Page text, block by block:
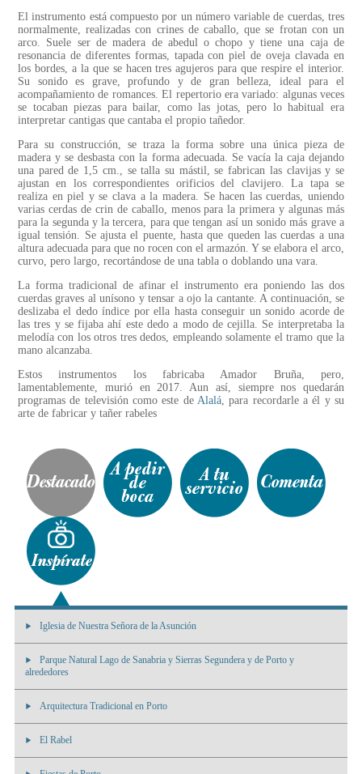
El instrumento está compuesto por un número variable de cuerdas, tres
normalmente, realizadas con crines de caballo, que se frotan con un
arco. Suele ser de madera de abedul o chopo y tiene una caja de
resonancia de diferentes formas, tapada con piel de oveja clavada en
los bordes, a la que se hacen tres agujeros para que respire el interior.
Su sonido es grave, profundo y de gran belleza, ideal para el
acompañamiento de romances. El repertorio era variado: algunas veces
se tocaban piezas para bailar, como las jotas, pero lo habitual era
interpretar cantigas que cantaba el propio tañedor.
Para su construcción, se traza la forma sobre una única pieza de
madera y se desbasta con la forma adecuada. Se vacía la caja dejando
una pared de 1,5 cm., se talla su mástil, se fabrican las clavijas y se
ajustan en los correspondientes orificios del clavijero. La tapa se
realiza en piel y se clava a la madera. Se hacen las cuerdas, uniendo
varias cerdas de crin de caballo, menos para la primera y algunas más
para la segunda y la tercera, para que tengan así un sonido más grave a
igual tensión. Se ajusta el puente, hasta que queden las cuerdas a una
altura adecuada para que no rocen con el armazón. Y se elabora el arco,
curvo, pero largo, recortándose de una tabla o doblando una vara.
La forma tradicional de afinar el instrumento era poniendo las dos
cuerdas graves al unísono y tensar a ojo la cantante. A continuación, se
deslizaba el dedo índice por ella hasta conseguir un sonido acorde de
las tres y se fijaba ahí este dedo a modo de cejilla. Se interpretaba la
melodía con los otros tres dedos, empleando solamente el tramo que la
mano alcanzaba.
Estos instrumentos los fabricaba Amador Bruña, pero,
lamentablemente, murió en 2017. Aun así, siempre nos quedarán
programas de televisión como este de Alalá, para recordarle a él y su
arte de fabricar y tañer rabeles
Iglesia de Nuestra Señora de la Asunción
Parque Natural Lago de Sanabria y Sierras Segundera y de Porto y
alrededores
Arquitectura Tradicional en Porto
El Rabel